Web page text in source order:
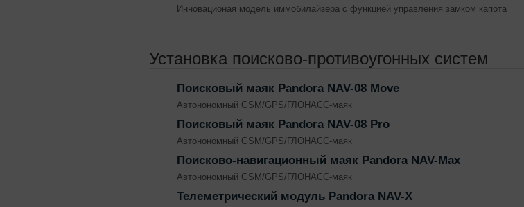
Инновационая модель иммобилайзера с функцией управления замком капота
Установка поисково-противоугонных систем
Поисковый маяк Pandora NAV-08 Move
Автонономный GSM/GPS/ГЛОНАСС-маяк
Поисковый маяк Pandora NAV-08 Pro
Автонономный GSM/GPS/ГЛОНАСС-маяк
Поисково-навигационный маяк Pandora NAV-Max
Автонономный GSM/GPS/ГЛОНАСС-маяк
Телеметрический модуль Pandora NAV-X